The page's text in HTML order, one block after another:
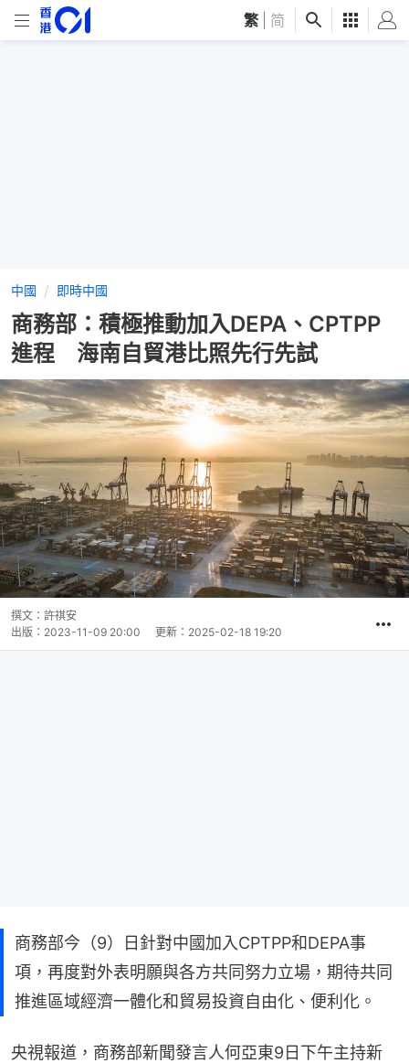
繁 简
中國 即時中國
商務部：積極推動加入DEPA、CPTPP
進程 海南自貿港比照先行先試
撰文： 許祺安
出版： 2023-11-09 20:00 更新： 2025-02-18 19:20
商務部今（9）日針對中國加入CPTPP和DEPA事
項，再度對外表明願與各方共同努力立場，期待共同
推進區域經濟一體化和貿易投資自由化、便利化。
央視報道，商務部新聞發言人何亞東9日下午主持新